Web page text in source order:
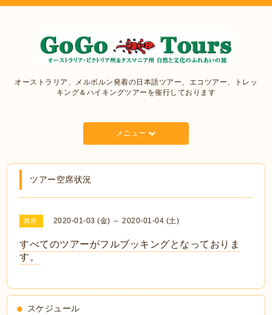
オーストラリア、メルボルン発着の日本語ツアー、エコツアー、トレッ
キング＆ハイキングツアーを催行しております
メニュー
ツアー空席状況
満席 2020-01-03 (金) ～ 2020-01-04 (土)
すべてのツアーがフルブッキングとなっておりま
す。
スケジュール